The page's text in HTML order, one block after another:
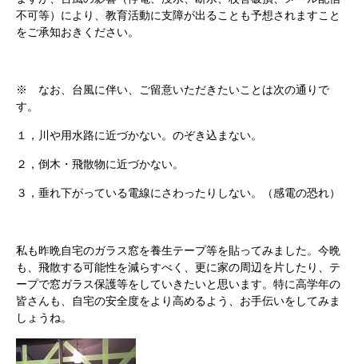
不可等）により、教育活動に支障が出ることも予想されますこと
をご承知おきください。
※ なお、台風に伴い、ご留意いただきたいことは次の通りで
す。
１，川や用水路に近づかない。のぞき込まない。
２，倒木・飛散物に近づかない。
３，垂れ下がっている電線にさわったりしない。（感電の恐れ）
私も昨晩自宅のガラス窓を養生テープ等を貼ってみました。今晩
も、飛散する可能性を減らすべく、更に家の周辺を片したり、テ
ープで窓ガラス保護等をしていきたいと思います。特に高学年の
皆さんも、自宅の安全度をより高めるよう、お手伝いをしてみま
しょうね。